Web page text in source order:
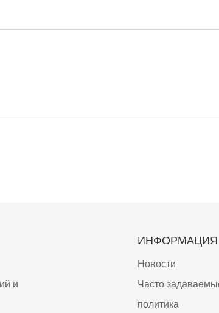
и
ИНФОРМАЦИЯ
Новости
Часто
политика